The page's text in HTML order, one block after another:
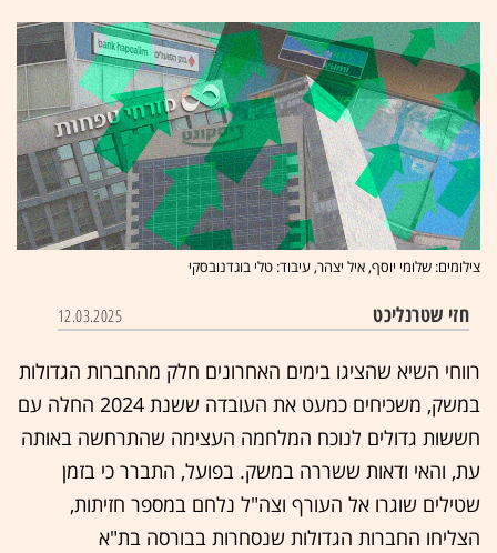
צילומים: שלומי יוסף, איל יצהר, עיבוד: טלי בוגדנובסקי
חזי שטרנליכט 12.03.2025
רווחי השיא שהציגו בימים האחרונים חלק מהחברות הגדולות
במשק, משכיחים כמעט את העובדה ששנת 2024 החלה עם
חששות גדולים לנוכח המלחמה העצימה שהתרחשה באותה
עת, והאי ודאות ששררה במשק. בפועל, התברר כי בזמן
שטילים שוגרו אל העורף וצה"ל נלחם במספר חזיתות,
הצליחו החברות הגדולות שנסחרות בבורסה בת"א